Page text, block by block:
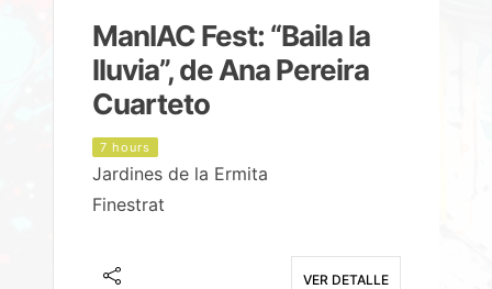
ManIAC Fest: “Baila la
lluvia”, de Ana Pereira
Cuarteto
7 hours
Jardines de la Ermita
Finestrat
VER DETALLE